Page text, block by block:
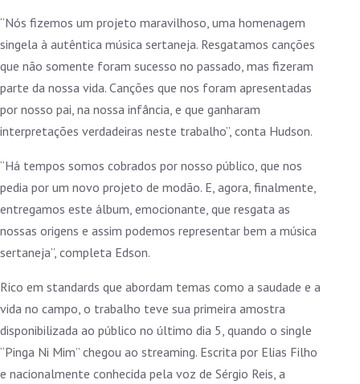
“Nós fizemos um projeto maravilhoso, uma homenagem
singela à autêntica música sertaneja. Resgatamos canções
que não somente foram sucesso no passado, mas fizeram
parte da nossa vida. Canções que nos foram apresentadas
por nosso pai, na nossa infância, e que ganharam
interpretações verdadeiras neste trabalho”, conta Hudson.
“Há tempos somos cobrados por nosso público, que nos
pedia por um novo projeto de modão. E, agora, finalmente,
entregamos este álbum, emocionante, que resgata as
nossas origens e assim podemos representar bem a música
sertaneja”, completa Edson.
Rico em standards que abordam temas como a saudade e a
vida no campo, o trabalho teve sua primeira amostra
disponibilizada ao público no último dia 5, quando o single
“Pinga Ni Mim” chegou ao streaming. Escrita por Elias Filho
e nacionalmente conhecida pela voz de Sérgio Reis, a